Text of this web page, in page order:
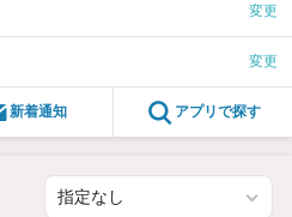
変更
変更
新着通知 アプリで探す